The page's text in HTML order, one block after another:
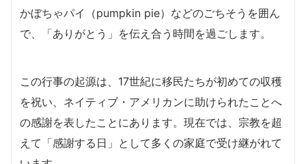
かぼちゃパイ（pumpkin pie）などのごちそうを囲ん
で、「ありがとう」を伝え合う時間を過ごします。
この行事の起源は、17世紀に移民たちが初めての収穫
を祝い、ネイティブ・アメリカンに助けられたことへ
の感謝を表したことにあります。現在では、宗教を超
えて「感謝する日」として多くの家庭で受け継がれて